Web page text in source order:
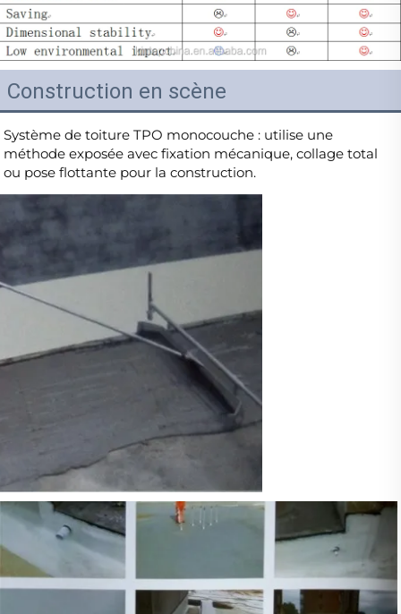
Construction en scène
Système de toiture TPO monocouche : utilise une
méthode exposée avec fixation mécanique, collage total
ou pose flottante pour la construction.